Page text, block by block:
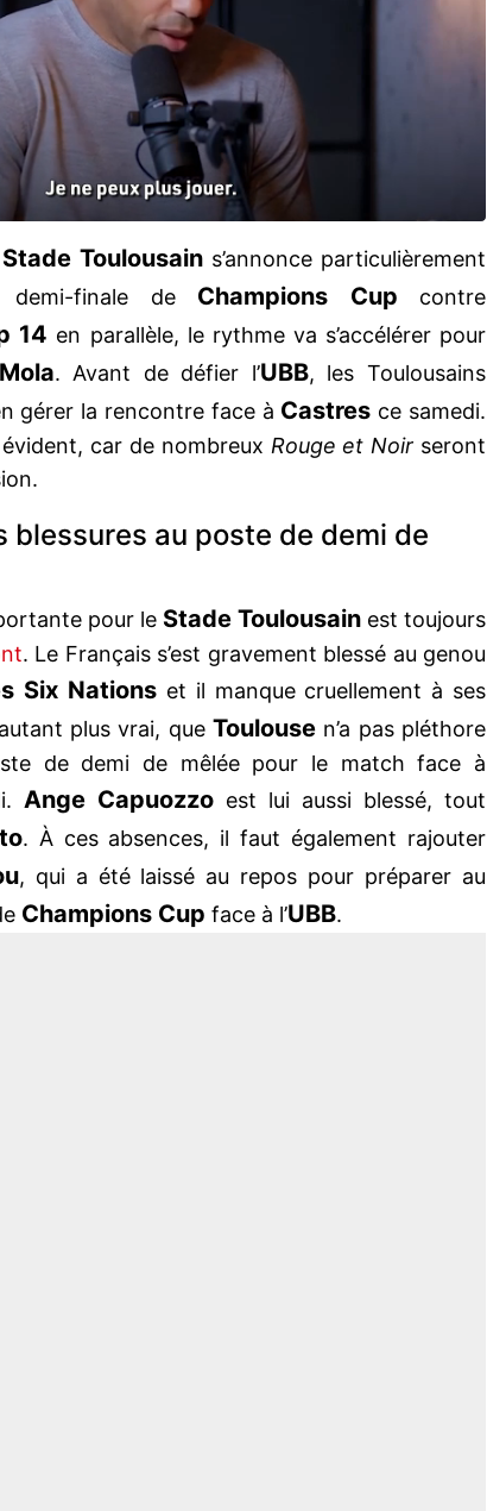
Stade Toulousain s’annonce particulièrement
demi-finale de Champions Cup contre
14 en parallèle, le rythme va s’accélérer pour
. Avant de défier l’UBB, les Toulousains
gérer la rencontre face à Castres ce samedi.
évident, car de nombreux Rouge et Noir seront
blessures au poste de demi de
pour le Stade Toulousain est toujours
. Le Français s’est gravement blessé au genou
Six Nations et il manque cruellement à ses
plus vrai, que Toulouse n’a pas pléthore
de demi de mêlée pour le match face à
Ange Capuozzo est lui aussi blessé, tout
. À ces absences, il faut également rajouter
, qui a été laissé au repos pour préparer au
Champions Cup face à l’UBB.